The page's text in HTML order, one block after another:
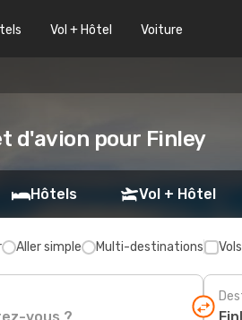
Vol + Hôtel Voiture
d'avion pour Finley
Hôtels Vol + Hôtel
Aller simple Multi-destinations